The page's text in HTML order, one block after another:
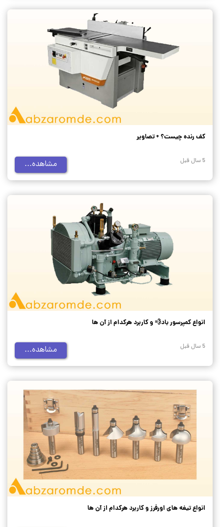
کف رنده چیست؟ + تصاویر
5 سال قبل مشاهده...
انواع کمپرسور باد💨 و کاربرد هرکدام از آن ها
5 سال قبل مشاهده...
انواع تیغه های اورفرز و کاربرد هرکدام از آن ها